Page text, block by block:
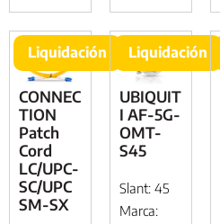
CONNEC
TION
Patch
Cord
LC/UPC-
SC/UPC
SM-SX
Liquidación
UBIQUIT
I AF-5G-
OMT-
S45
Slant: 45
Marca:
Liquidación